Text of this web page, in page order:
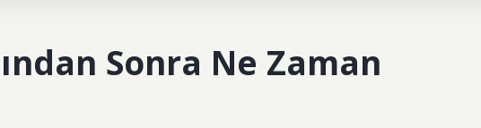
Sonra Ne Zaman